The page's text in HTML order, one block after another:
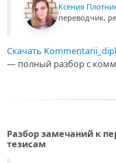
Ксения
переводчик,
Скачать
— полный разбор с
Разбор замечаний к
тезисам